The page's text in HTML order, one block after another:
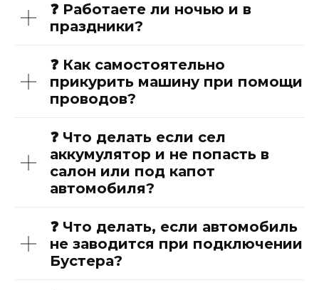
❓ Работаете ли ночью и в
праздники?
❓ Как самостоятельно
прикурить машину при помощи
проводов?
❓ Что делать если сел
аккумулятор и не попасть в
салон или под капот
автомобиля?
❓ Что делать, если автомобиль
не заводится при подключении
Бустера?